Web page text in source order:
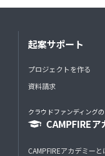
起案サポート
プロジェクトを作る
資料請求
クラウドファンディング
CAMPFIREア
CAMPFIREアカデミーと